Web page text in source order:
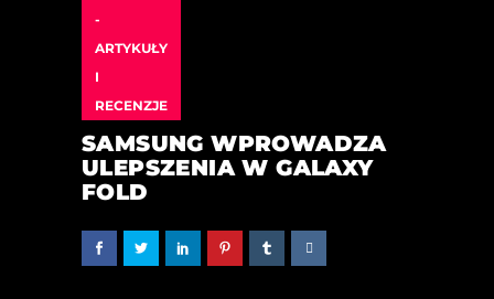
-
ARTYKUŁY
I
RECENZJE
SAMSUNG WPROWADZA
ULEPSZENIA W GALAXY
FOLD